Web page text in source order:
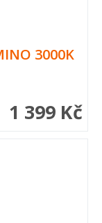
3000K
1 399 Kč